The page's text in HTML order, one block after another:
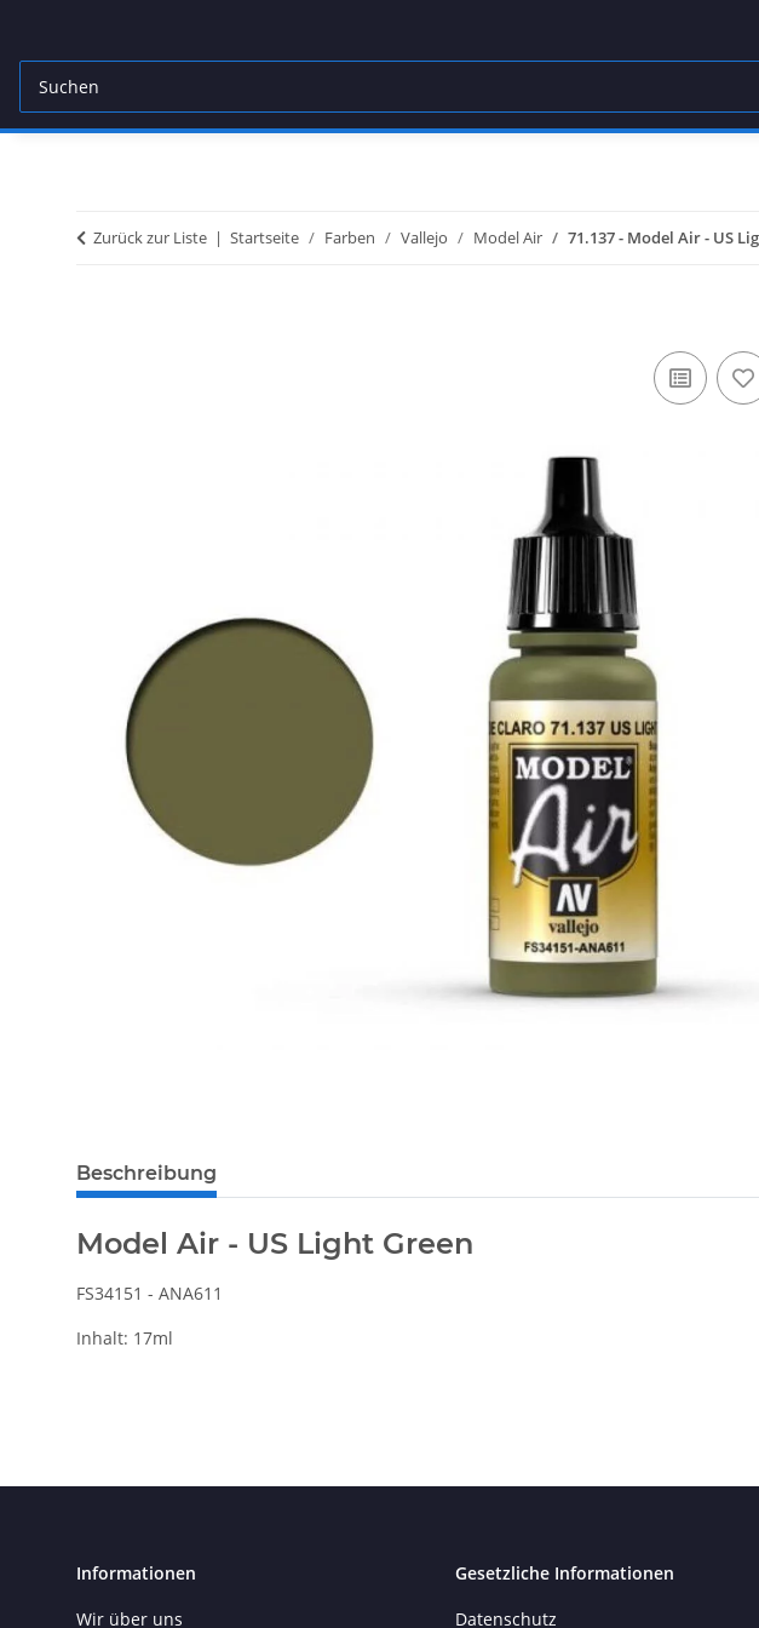
Zurück zur Liste Startseite Farben Vallejo Model Air 71.137 - Model Air - US
Beschreibung
Model Air - US Light Green
FS34151 - ANA611
Inhalt: 17ml
Informationen
Wir über uns
Gesetzliche Informationen
Datenschutz